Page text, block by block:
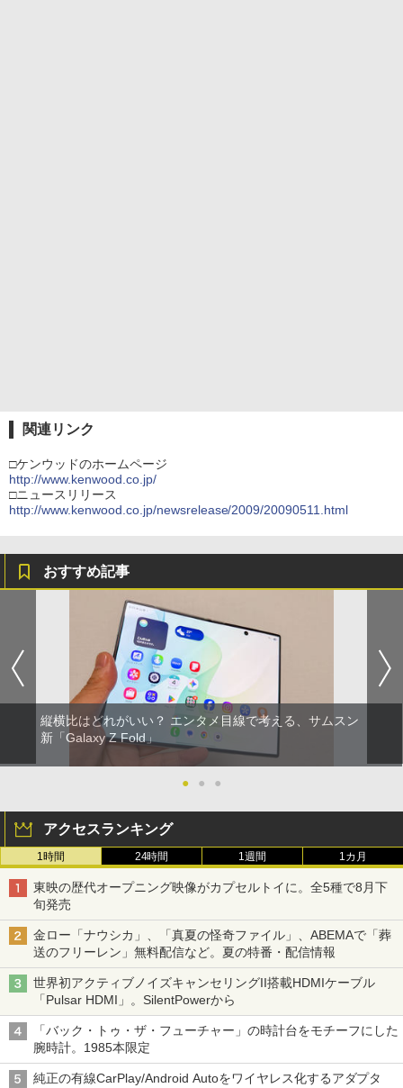
関連リンク
□ケンウッドのホームページ
http://www.kenwood.co.jp/
□ニュースリリース
http://www.kenwood.co.jp/newsrelease/2009/20090511.html
おすすめ記事
縦横比はどれがいい？ エンタメ目線で考える、サムスン
新「Galaxy Z Fold」
● ● ●
アクセスランキング
1時間 24時間 1週間 1カ月
東映の歴代オープニング映像がカプセルトイに。全5種で8月下
旬発売
金ロー「ナウシカ」、「真夏の怪奇ファイル」、ABEMAで「葬
送のフリーレン」無料配信など。夏の特番・配信情報
世界初アクティブノイズキャンセリングII搭載HDMIケーブル
「Pulsar HDMI」。SilentPowerから
「バック・トゥ・ザ・フューチャー」の時計台をモチーフにした
腕時計。1985本限定
純正の有線CarPlay/Android Autoをワイヤレス化するアダプタ